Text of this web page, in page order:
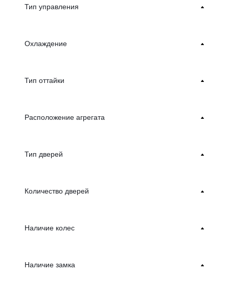
Тип управления
Охлаждение
Тип оттайки
Расположение агрегата
Тип дверей
Количество дверей
Наличие колес
Наличие замка